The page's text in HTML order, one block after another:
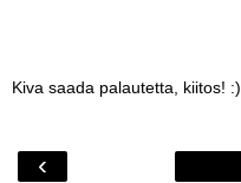
Kiva saada palautetta, kiitos! :)
‹